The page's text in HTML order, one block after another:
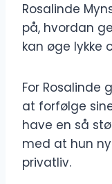
Rosalinde
på, hvordan
kan øge lykke
For Rosalinde
at forfølge
have en så
med at hun
privatliv.